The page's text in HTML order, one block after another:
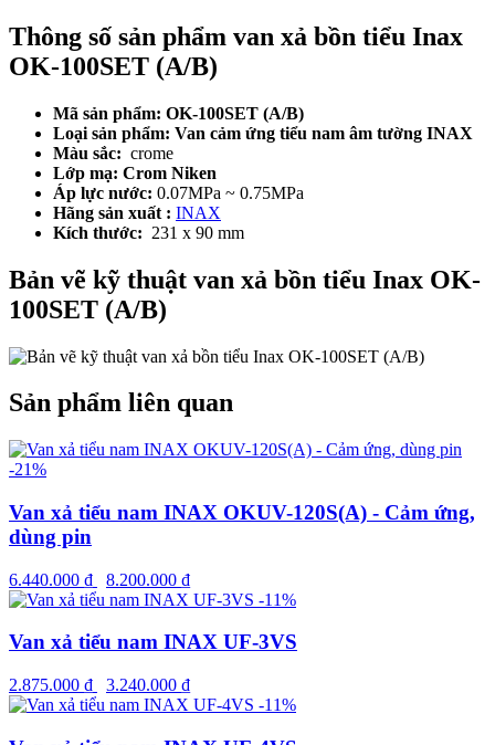
Thông số sản phẩm van xả bồn tiểu Inax
OK-100SET (A/B)
Mã sản phẩm: OK-100SET (A/B)
Loại sản phẩm: Van cảm ứng tiểu nam âm tường INAX
Màu sắc: crome
Lớp mạ: Crom Niken
Áp lực nước: 0.07MPa ~ 0.75MPa
Hãng sản xuất : INAX
Kích thước: 231 x 90 mm
Bản vẽ kỹ thuật van xả bồn tiểu Inax OK-
100SET (A/B)
Sản phẩm liên quan
-21%
Van xả tiểu nam INAX OKUV-120S(A) - Cảm ứng,
dùng pin
6.440.000 ₫ 8.200.000 ₫
-11%
Van xả tiểu nam INAX UF-3VS
2.875.000 ₫ 3.240.000 ₫
-11%